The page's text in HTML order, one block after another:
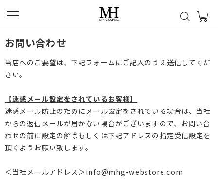
お問い合わせ
当店へのご要望は、下記フォームにご記入のうえ送信してくだ
さい。
【迷惑メール設定をされているお客様】
迷惑メール防止のためにメール設定をされている場合は、当社
からの返信メールが届かない場合がございますので、お問い合
わせの前に設定の解除もしくは下記アドレスの指定受信設定を
頂くようお願い致します。
＜当社メールアドレス＞info@mhg-webstore.com